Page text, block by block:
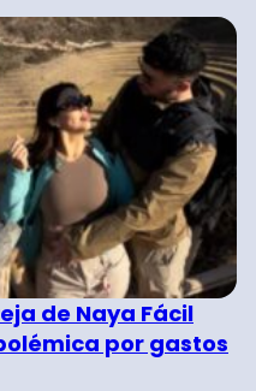
de Naya Fácil
por gastos